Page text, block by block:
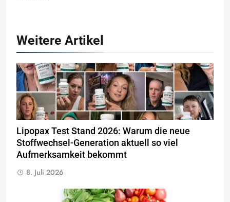
Weitere Artikel
Lipopax Test Stand 2026: Warum die neue
Stoffwechsel-Generation aktuell so viel
Aufmerksamkeit bekommt
8. Juli 2026